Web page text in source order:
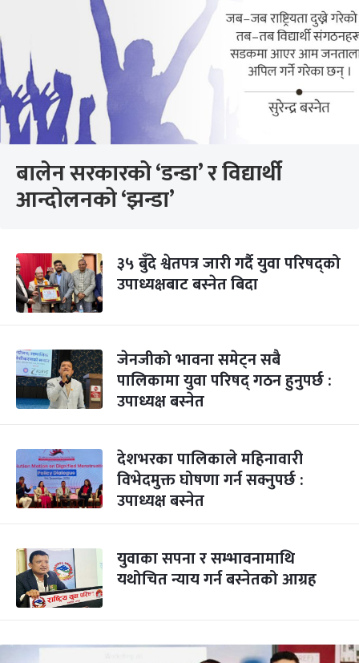
बालेन सरकारको ‘डन्डा’ र विद्यार्थी
आन्दोलनको ‘झन्डा’
३५ बुँदे श्वेतपत्र जारी गर्दै युवा परिषद्को
उपाध्यक्षबाट बस्नेत बिदा
जेनजीको भावना समेट्न सबै
पालिकामा युवा परिषद् गठन हुनुपर्छ :
उपाध्यक्ष बस्नेत
देशभरका पालिकाले महिनावारी
विभेदमुक्त घोषणा गर्न सक्नुपर्छ :
उपाध्यक्ष बस्नेत
युवाका सपना र सम्भावनामाथि
यथोचित न्याय गर्न बस्नेतको आग्रह